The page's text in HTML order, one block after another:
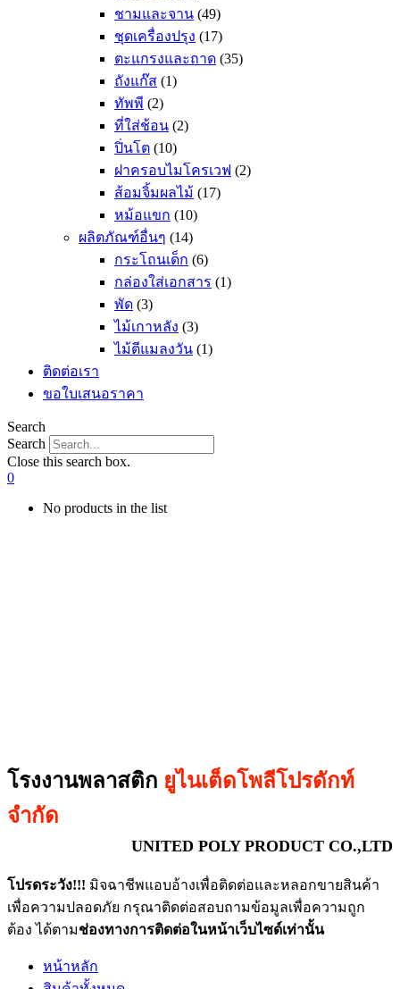
ชามและจาน (49)
ชุดเครื่องปรุง (17)
ตะแกรงและถาด (35)
ถังแก๊ส (1)
ทัพพี (2)
ที่ใส่ช้อน (2)
ปิ่นโต (10)
ฝาครอบไมโครเวฟ (2)
ส้อมจิ้มผลไม้ (17)
หม้อแขก (10)
ผลิตภัณฑ์อื่นๆ (14)
กระโถนเด็ก (6)
กล่องใส่เอกสาร (1)
พัด (3)
ไม้เกาหลัง (3)
ไม้ตีแมลงวัน (1)
ติดต่อเรา
ขอใบเสนอราคา
Search
Search
Close this search box.
0
No products in the list
โรงงานพลาสติก ยูไนเต็ดโพลีโปรดักท์
จำกัด
UNITED POLY PRODUCT CO.,LTD
โปรดระวัง!!! มิจฉาชีพแอบอ้างเพื่อติดต่อและหลอกขายสินค้า
เพื่อความปลอดภัย กรุณาติดต่อสอบถามข้อมูลเพื่อความถูก
ต้อง ได้ตามช่องทางการติดต่อในหน้าเว็บไซด์เท่านั้น
หน้าหลัก